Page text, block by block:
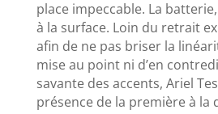
place impeccable. La
à la surface. Loin du retrait
afin de ne pas briser la
mise au point ni d’en
savante des accents, Ariel
présence de la première à la